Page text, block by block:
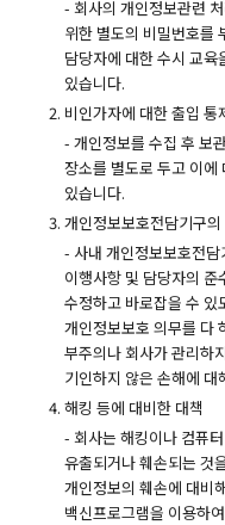
- 회사의 개인정보관련
위한 별도의 비밀번호를
담당자에 대한 수시 교
있습니다.
비인가자에 대한 출입 통
- 개인정보를 수집 후 보
장소를 별도로 두고 이
있습니다.
개인정보보호전담기구의
- 사내 개인정보보호전
이행사항 및 담당자의 준
수정하고 바로잡을 수
개인정보보호 의무를 다
부주의나 회사가 관리하
기인하지 않은 손해에
해킹 등에 대비한 대책
- 회사는 해킹이나 컴퓨
유출되거나 훼손되는 것
개인정보의 훼손에 대비
백신프로그램을 이용하